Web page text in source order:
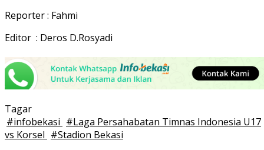
Reporter : Fahmi
Editor : Deros D.Rosyadi
Tagar
#infobekasi #Laga Persahabatan Timnas Indonesia U17
vs Korsel #Stadion Bekasi